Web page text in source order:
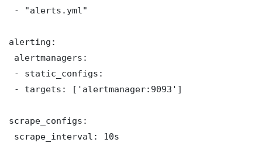
- "alerts.yml"
alerting:
alertmanagers:
- static_configs:
- targets: ['alertmanager:9093']
scrape_configs:
scrape_interval: 10s